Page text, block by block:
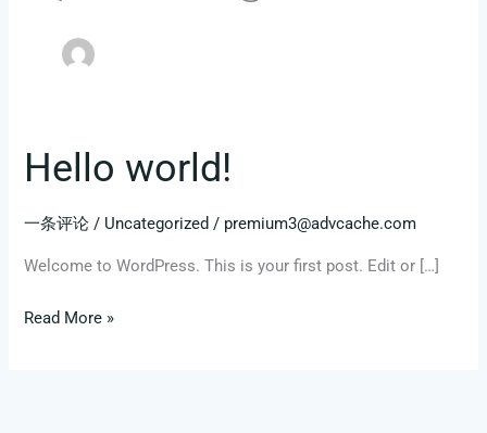
Hello world!
一条评论 / Uncategorized / premium3@advcache.com
Welcome to WordPress. This is your first post. Edit or […]
Hello
world!
Read More »